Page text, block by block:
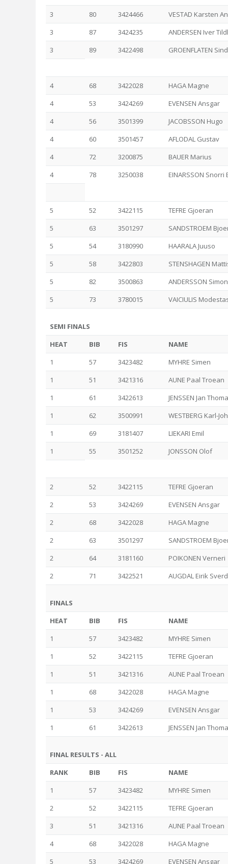
3
80 3424466
VESTAD Karsten
3
87 3424235
ANDERSEN Iver
3
89 3422498 GROENFLATEN
4 68 3422028
HAGA Magne
4
53 3424269
EVENSEN Ansgar
4
56 3501399
JACOBSSON Hugo
4
60 3501457
AFLODAL Gustav
4
72 3200875
BAUER Marius
4
78 3250038 EINARSSON Snorri
5 52 3422115
TEFRE Gjoeran
5
63 3501297
SANDSTROEM
5
54 3180990
HAARALA Juuso
5
58 3422803
STENSHAGEN
5
82 3500863
ANDERSSON Simon
5
73 3780015 VAICIULIS
SEMI FINALS
HEAT
BIB FIS
NAME
1
57 3423482
MYHRE Simen
1
51 3421316
AUNE Paal Troean
1
61 3422613
JENSSEN Jan
1
62 3500991
WESTBERG Karl-
1
69 3181407
LIEKARI Emil
1
55 3501252 JONSSON Olof
2 52 3422115
TEFRE Gjoeran
2
53 3424269
EVENSEN Ansgar
2
68 3422028
HAGA Magne
2
63 3501297
SANDSTROEM
2
64 3181160
POIKONEN Verneri
2
71 3422521 AUGDAL Eirik
FINALS
HEAT
BIB FIS
NAME
1
57 3423482
MYHRE Simen
1
52 3422115
TEFRE Gjoeran
1
51 3421316
AUNE Paal Troean
1
68 3422028
HAGA Magne
1
53 3424269
EVENSEN Ansgar
1
61 3422613 JENSSEN Jan
FINAL RESULTS - ALL
RANK
BIB FIS
NAME
1
57 3423482
MYHRE Simen
2
52 3422115
TEFRE Gjoeran
3
51 3421316
AUNE Paal Troean
4
68 3422028
HAGA Magne
5
53 3424269 EVENSEN Ansgar